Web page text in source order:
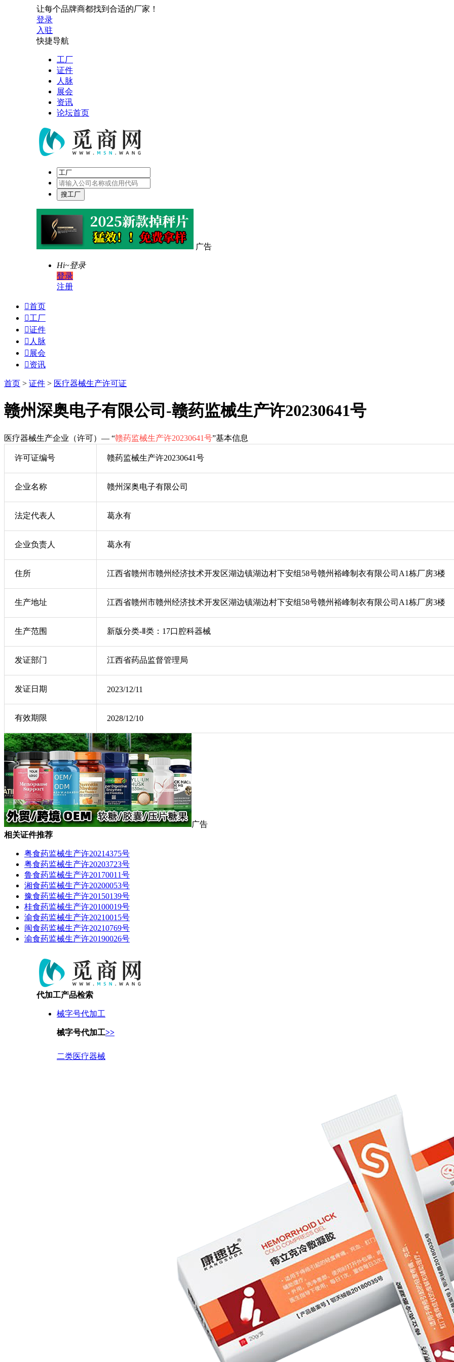
让每个品牌商都找到合适的厂家！
登录
入驻
快捷导航
工厂
证件
人脉
展会
资讯
论坛首页
广告
Hi~登录
登录
注册
首页
工厂
证件
 人脉
 展会
资讯
首页 > 证件 > 医疗器械生产许可证
赣州深奥电子有限公司-赣药监械生产许20230641号
医疗器械生产企业（许可）— “赣药监械生产许20230641号”基本信息
许可证编号 赣药监械生产许20230641号
企业名称 赣州深奥电子有限公司
法定代表人 葛永有
企业负责人 葛永有
住所 江西省赣州市赣州经济技术开发区湖边镇湖边村下安组58号赣州裕峰制衣有限公司A1栋厂房3楼
生产地址 江西省赣州市赣州经济技术开发区湖边镇湖边村下安组58号赣州裕峰制衣有限公司A1栋厂房3楼
生产范围 新版分类-Ⅱ类：17口腔科器械
发证部门 江西省药品监督管理局
发证日期 2023/12/11
有效期限 2028/12/10
广告
相关证件推荐
粤食药监械生产许20214375号
粤食药监械生产许20203723号
鲁食药监械生产许20170011号
湘食药监械生产许20200053号
豫食药监械生产许20150139号
桂食药监械生产许20100019号
渝食药监械生产许20210015号
闽食药监械生产许20210769号
渝食药监械生产许20190026号
代加工产品检索
械字号代加工
械字号代加工>>
二类医疗器械